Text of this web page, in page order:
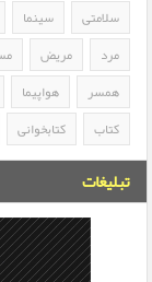
سلامتی
سینما
مرد
مریض
همسر
هواپیما
کتاب
کتابخوانی
تبلیغات